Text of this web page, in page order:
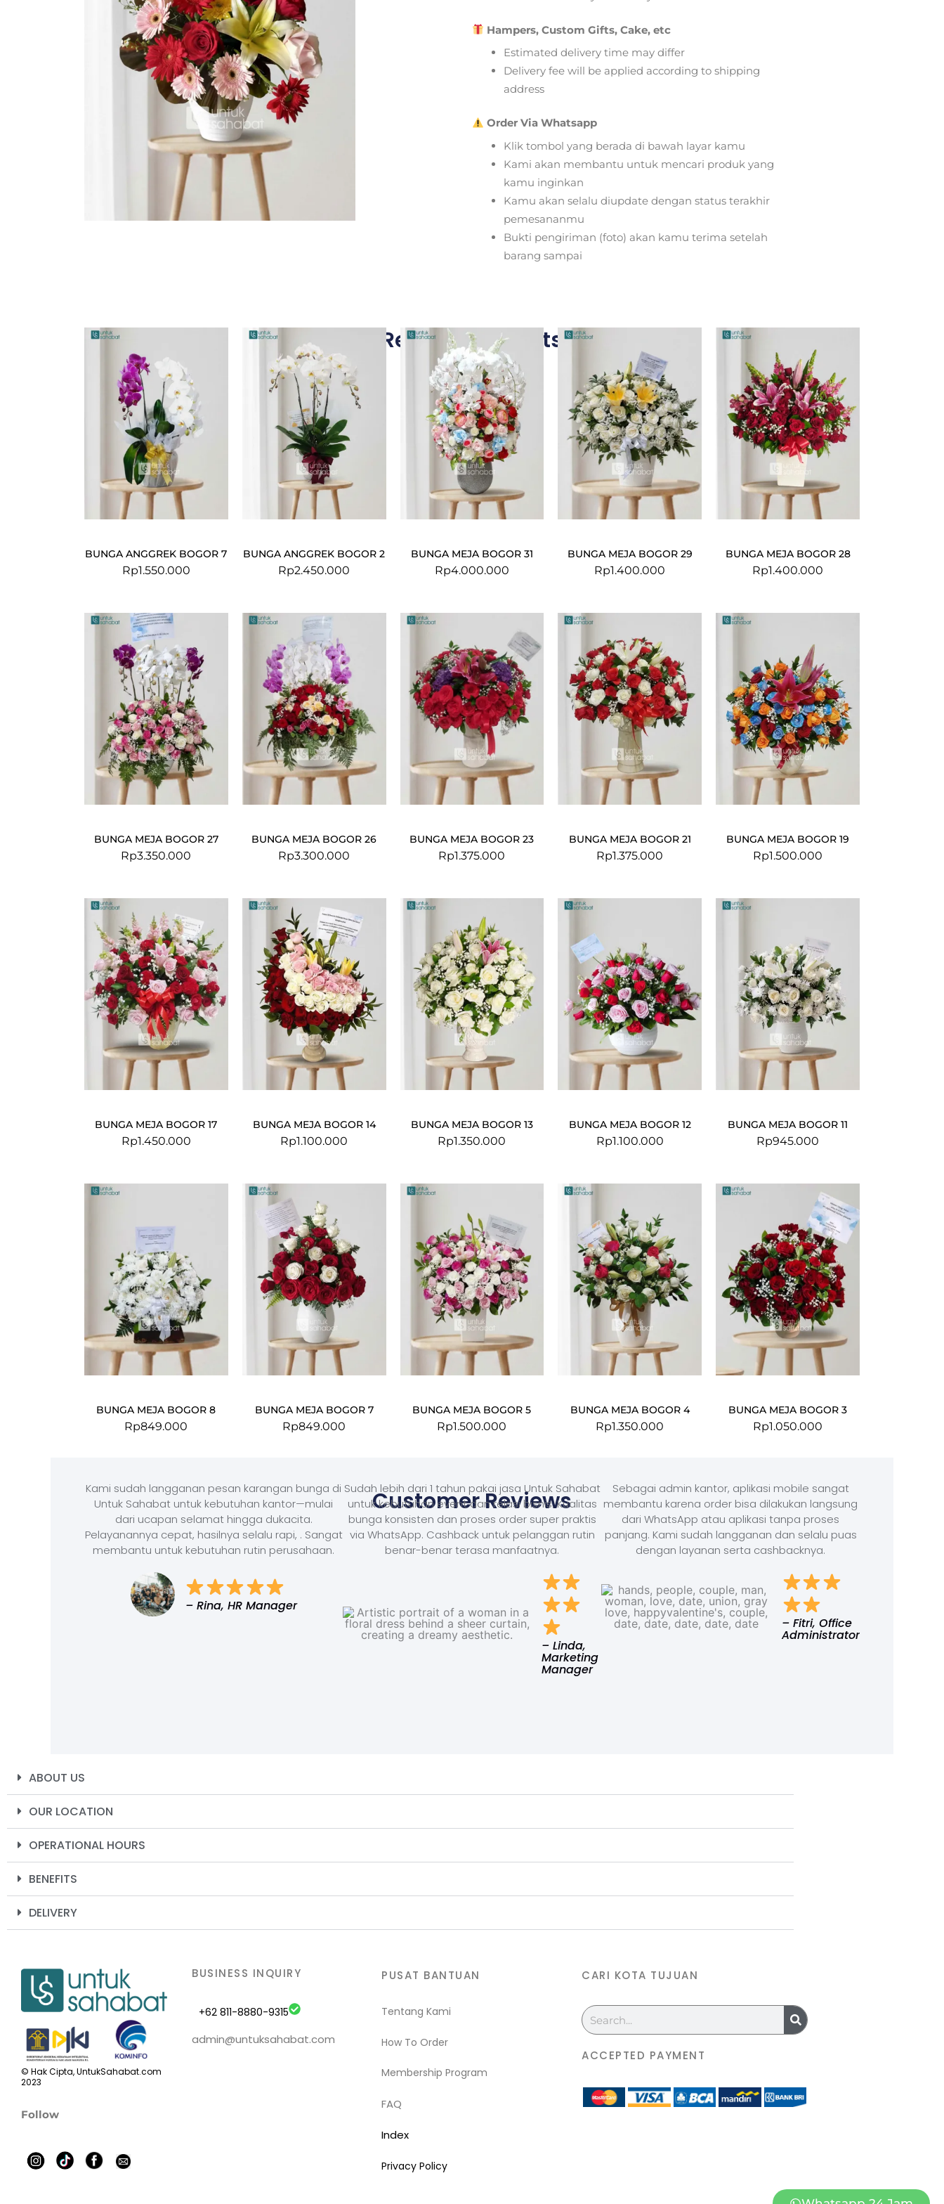
Hampers, Custom Gifts, Cake, etc
Estimated delivery time may differ
Delivery fee will be applied according to shipping
address
Order Via Whatsapp
Klik tombol yang berada di bawah layar kamu
Kami akan membantu untuk mencari produk yang
kamu inginkan
Kamu akan selalu diupdate dengan status terakhir
pemesananmu
Bukti pengiriman (foto) akan kamu terima setelah
barang sampai
Related Products
BUNGA ANGGREK BOGOR 7
Rp1.550.000
BUNGA ANGGREK BOGOR 2
Rp2.450.000
BUNGA MEJA BOGOR 31
Rp4.000.000
BUNGA MEJA BOGOR 29
Rp1.400.000
BUNGA MEJA BOGOR 28
Rp1.400.000
BUNGA MEJA BOGOR 27
Rp3.350.000
BUNGA MEJA BOGOR 26
Rp3.300.000
BUNGA MEJA BOGOR 23
Rp1.375.000
BUNGA MEJA BOGOR 21
Rp1.375.000
BUNGA MEJA BOGOR 19
Rp1.500.000
BUNGA MEJA BOGOR 17
Rp1.450.000
BUNGA MEJA BOGOR 14
Rp1.100.000
BUNGA MEJA BOGOR 13
Rp1.350.000
BUNGA MEJA BOGOR 12
Rp1.100.000
BUNGA MEJA BOGOR 11
Rp945.000
BUNGA MEJA BOGOR 8
Rp849.000
BUNGA MEJA BOGOR 7
Rp849.000
BUNGA MEJA BOGOR 5
Rp1.500.000
BUNGA MEJA BOGOR 4
Rp1.350.000
BUNGA MEJA BOGOR 3
Rp1.050.000
Customer Reviews
Kami sudah langganan pesan karangan bunga di
Untuk Sahabat untuk kebutuhan kantor—mulai
dari ucapan selamat hingga dukacita.
Pelayanannya cepat, hasilnya selalu rapi, . Sangat
membantu untuk kebutuhan rutin perusahaan.
– Rina, HR Manager
Sudah lebih dari 1 tahun pakai jasa Untuk Sahabat
untuk kebutuhan event dan relasi bisnis. Kualitas
bunga konsisten dan proses order super praktis
via WhatsApp. Cashback untuk pelanggan rutin
benar-benar terasa manfaatnya.
– Linda,
Marketing
Manager
Sebagai admin kantor, aplikasi mobile sangat
membantu karena order bisa dilakukan langsung
dari WhatsApp atau aplikasi tanpa proses
panjang. Kami sudah langganan dan selalu puas
dengan layanan serta cashbacknya.
– Fitri, Office
Administrator
ABOUT US
OUR LOCATION
OPERATIONAL HOURS
BENEFITS
DELIVERY
© Hak Cipta, UntukSahabat.com
2023
Follow
BUSINESS INQUIRY
+62 811-8880-9315
admin@untuksahabat.com
PUSAT BANTUAN
Tentang Kami
How To Order
Membership Program
FAQ
Index
Privacy Policy
CARI KOTA TUJUAN
Search
ACCEPTED PAYMENT